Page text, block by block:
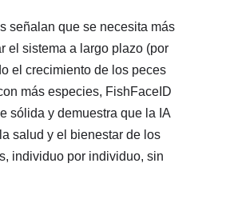
señalan que se necesita más
el sistema a largo plazo (por
el crecimiento de los peces
más especies, FishFaceID
sólida y demuestra que la IA
salud y el bienestar de los
individuo por individuo, sin